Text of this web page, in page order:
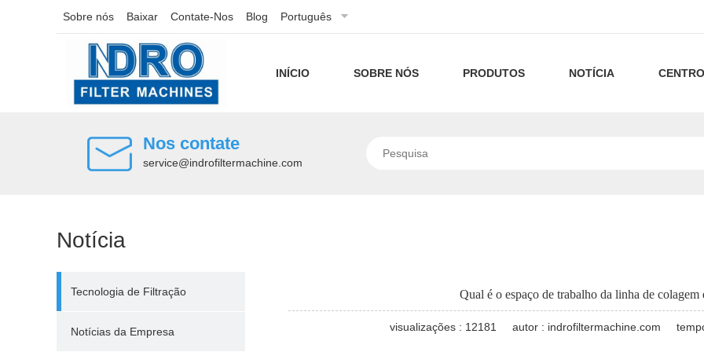
Sobre nós Baixar Contate-Nos Blog Português
INÍCIO SOBRE NÓS
nósNossa
PRODUTOS
filtro
alto
fluxo
de
máquinas
deMáquina
NOTÍCIA
Nos contate
service@indrofiltermachine.com
Notícia
Tecnologia de Filtração
Notícias da Empresa
Qual é o espaço de trabalho da linha de
visualizações : 12181 autor : indrofiltermachine.com